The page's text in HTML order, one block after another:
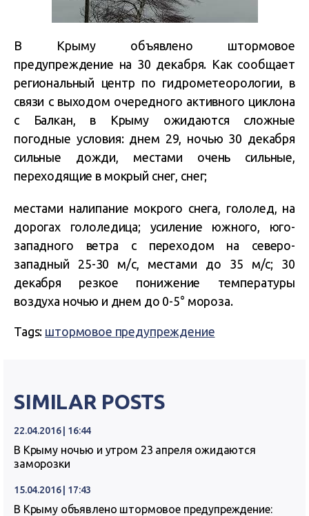
В Крыму объявлено штормовое
предупреждение на 30 декабря. Как сообщает
региональный центр по гидрометеорологии, в
связи с выходом очередного активного циклона
с Балкан, в Крыму ожидаются сложные
погодные условия: днем 29, ночью 30 декабря
сильные дожди, местами очень сильные,
переходящие в мокрый снег, снег;
местами налипание мокрого снега, гололед, на
дорогах гололедица; усиление южного, юго-
западного ветра с переходом на северо-
западный 25-30 м/с, местами до 35 м/с; 30
декабря резкое понижение температуры
воздуха ночью и днем до 0-5° мороза.
Tags: штормовое предупреждение
SIMILAR POSTS
22.04.2016 | 16:44
В Крыму ночью и утром 23 апреля ожидаются
заморозки
15.04.2016 | 17:43
В Крыму объявлено штормовое предупреждение: